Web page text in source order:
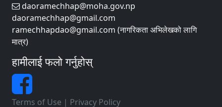
daoramechhap@moha.gov.np
daoramechhap@gmail.com
ramechhapdao@gmail.com (नागरिकता अभिलेखको लागि
मात्र)
हामीलाई फलो गर्नुहोस्
Terms of Use | Privacy Policy